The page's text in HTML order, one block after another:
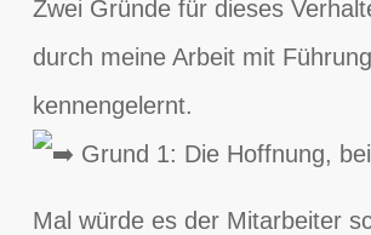
Zwei Gründe für dieses
durch meine Arbeit mit
kennengelernt.
Grund 1: Die Hoffnung,
Mal würde es der Mitarbeiter